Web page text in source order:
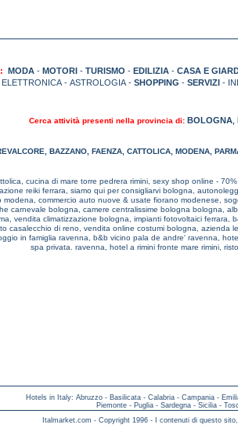
MODA - MOTORI - TURISMO - EDILIZIA - CASA E
- ASTROLOGIA - SHOPPING - SERVIZI -
Cerca attività presenti nella provincia di: BOLOGNA,
, BAZZANO, FAENZA, CATTOLICA, MODENA,
cucina di mare torre pedrera rimini, sexy shop online - 70%
reiki ferrara, siamo qui per consigliarvi bologna,
modena, commercio auto nuove & usate fiorano modenese,
carnevale bologna, camere centralissime bologna bologna,
vendita climatizzazione bologna, impianti fotovoltaici ferrara,
casalecchio di reno, vendita online costumi bologna, azienda
in famiglia ravenna, b&b vicino pala de andre' ravenna,
spa privata. ravenna, hotel a rimini fronte mare rimini,
Hotels in Italy: Abruzzo - Basilicata - Calabria - Campania -
Piemonte- Puglia- Sardegna- Sicilia-
Italmarket.com - Copyright 1996 - I contenuti di questo